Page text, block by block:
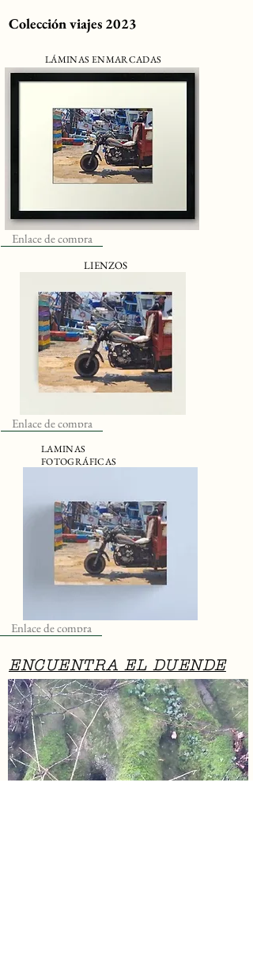
Colección viajes 2023
LÁMINAS ENMARCADAS
Enlace de compra
LIENZOS
Enlace de compra
LAMINAS
FOTOGRÁFICAS
Enlace de compra
ENCUENTRA EL DUENDE